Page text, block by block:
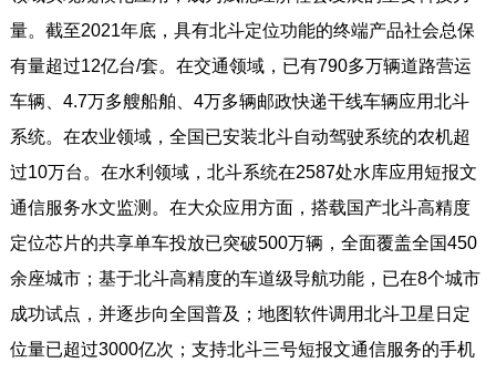
量。截至2021年底，具有北斗定位功能的终端产品社会总保
有量超过12亿台/套。在交通领域，已有790多万辆道路营运
车辆、4.7万多艘船舶、4万多辆邮政快递干线车辆应用北斗
系统。在农业领域，全国已安装北斗自动驾驶系统的农机超
过10万台。在水利领域，北斗系统在2587处水库应用短报文
通信服务水文监测。在大众应用方面，搭载国产北斗高精度
定位芯片的共享单车投放已突破500万辆，全面覆盖全国450
余座城市；基于北斗高精度的车道级导航功能，已在8个城市
成功试点，并逐步向全国普及；地图软件调用北斗卫星日定
位量已超过3000亿次；支持北斗三号短报文通信服务的手机